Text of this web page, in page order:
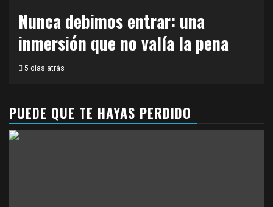
Nunca debimos entrar: una
inmersión que no valía la pena
5 días atrás
PUEDE QUE TE HAYAS PERDIDO